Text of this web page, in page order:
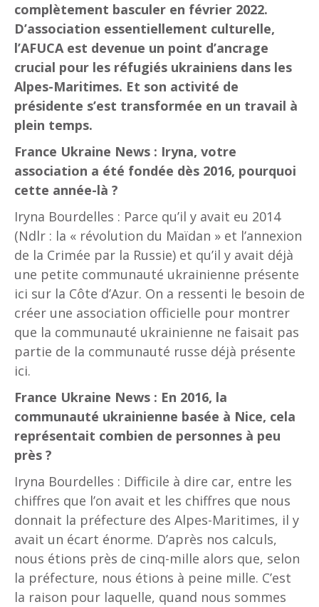
complètement basculer en février 2022.
D’association essentiellement culturelle,
l’AFUCA est devenue un point d’ancrage
crucial pour les réfugiés ukrainiens dans les
Alpes-Maritimes. Et son activité de
présidente s’est transformée en un travail à
plein temps.
France Ukraine News : Iryna, votre
association a été fondée dès 2016, pourquoi
cette année-là ?
Iryna Bourdelles : Parce qu’il y avait eu 2014
(Ndlr : la « révolution du Maïdan » et l’annexion
de la Crimée par la Russie) et qu’il y avait déjà
une petite communauté ukrainienne présente
ici sur la Côte d’Azur. On a ressenti le besoin de
créer une association officielle pour montrer
que la communauté ukrainienne ne faisait pas
partie de la communauté russe déjà présente
ici.
France Ukraine News : En 2016, la
communauté ukrainienne basée à Nice, cela
représentait combien de personnes à peu
près ?
Iryna Bourdelles : Difficile à dire car, entre les
chiffres que l’on avait et les chiffres que nous
donnait la préfecture des Alpes-Maritimes, il y
avait un écart énorme. D’après nos calculs,
nous étions près de cinq-mille alors que, selon
la préfecture, nous étions à peine mille. C’est
la raison pour laquelle, quand nous sommes